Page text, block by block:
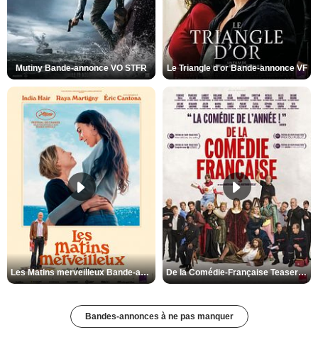
Mutiny Bande-annonce VO STFR Le Triangle d'or Bande-annonce VF
Les Matins merveilleux Bande-annonce VF De la Comédie-Française Teaser VF
Bandes-annonces à ne pas manquer